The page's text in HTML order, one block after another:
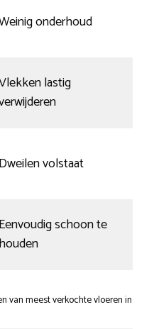
onderhoud
lastig
Dweilen volstaat
Eenvoudig schoon te
houden
van meest verkochte vloeren in